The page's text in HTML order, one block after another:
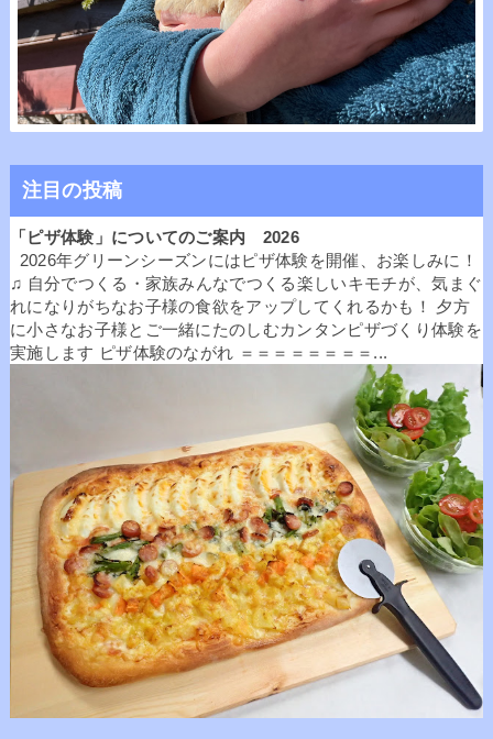
注目の投稿
「ピザ体験」についてのご案内 2026
2026年グリーンシーズンにはピザ体験を開催、お楽しみに！
♫ 自分でつくる・家族みんなでつくる楽しいキモチが、気まぐ
れになりがちなお子様の食欲をアップしてくれるかも！ 夕方
に小さなお子様とご一緒にたのしむカンタンピザづくり体験を
実施します ピザ体験のながれ ＝＝＝＝＝＝＝＝...